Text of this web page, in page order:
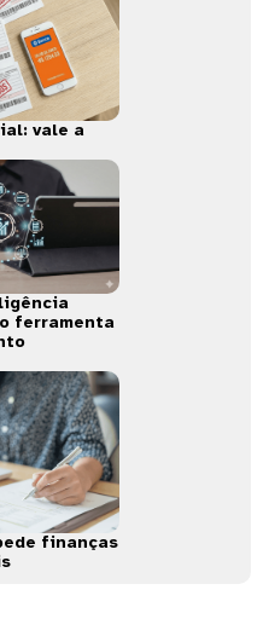
vale a
ferramenta
finanças